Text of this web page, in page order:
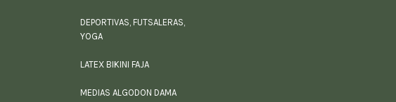
DEPORTIVAS, FUTSALERAS,
YOGA
LATEX BIKINI FAJA
MEDIAS ALGODON DAMA